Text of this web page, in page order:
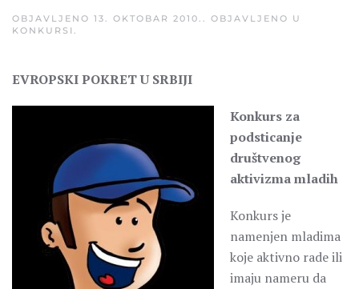
OBJAVLJENO 13. OKTOBAR 2010. . OBJAVLJENO U
KONKURSI .
EVROPSKI POKRET U SRBIJI
Konkurs za
podsticanje
društvenog
aktivizma mladih
Konkurs je
namenjen mladima
koje aktivno rade ili
imaju nameru da